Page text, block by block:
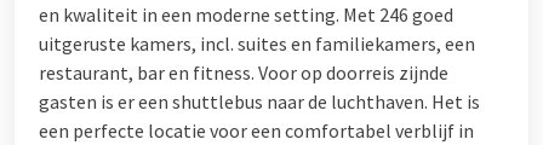
en kwaliteit in een moderne setting. Met 246 goed
uitgeruste kamers, incl. suites en familiekamers, een
restaurant, bar en fitness. Voor op doorreis zijnde
gasten is er een shuttlebus naar de luchthaven. Het is
een perfecte locatie voor een comfortabel verblijf in